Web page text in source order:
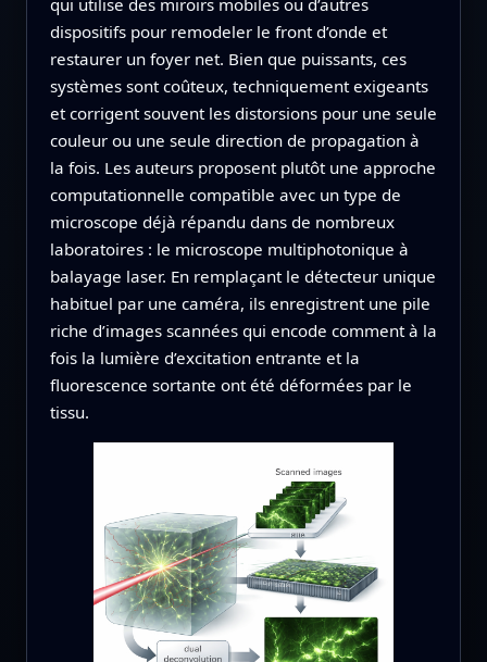
dispositifs pour remodeler le front d’onde et
restaurer un foyer net. Bien que puissants, ces
systèmes sont coûteux, techniquement exigeants
et corrigent souvent les distorsions pour une seule
couleur ou une seule direction de propagation à
la fois. Les auteurs proposent plutôt une approche
computationnelle compatible avec un type de
microscope déjà répandu dans de nombreux
laboratoires : le microscope multiphotonique à
balayage laser. En remplaçant le détecteur unique
habituel par une caméra, ils enregistrent une pile
riche d’images scannées qui encode comment à la
fois la lumière d’excitation entrante et la
fluorescence sortante ont été déformées par le
tissu.